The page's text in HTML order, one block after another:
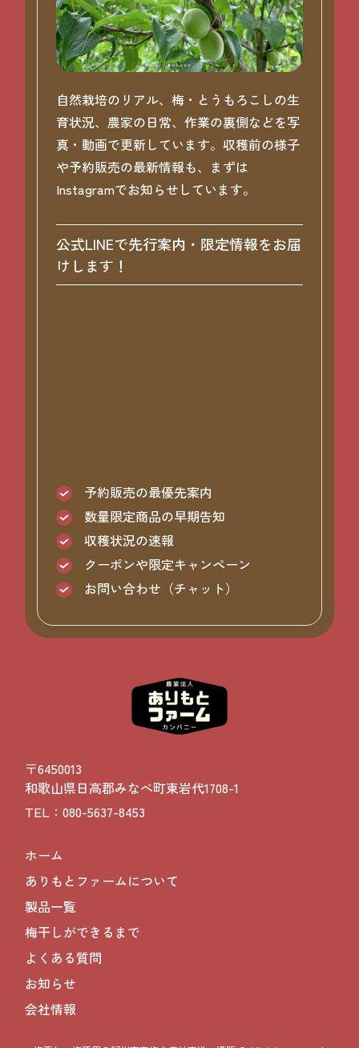
自然栽培のリアル、梅・とうもろこしの生
育状況、農家の日常、作業の裏側などを写
真・動画で更新しています。収穫前の様子
や予約販売の最新情報も、まずは
Instagramでお知らせしています。
公式LINEで先行案内・限定情報をお届
けします！
予約販売の最優先案内
数量限定商品の早期告知
収穫状況の速報
クーポンや限定キャンペーン
お問い合わせ（チャット）
〒6450013
和歌山県日高郡みなべ町東岩代1708-1
TEL：080-5637-8453
ホーム
ありもとファームについて
製品一覧
梅干しができるまで
よくある質問
お知らせ
会社情報